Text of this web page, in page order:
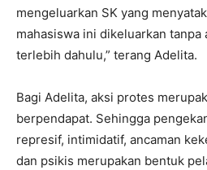
mengeluarkan SK yang
mahasiswa ini dikeluarkan tanpa
terlebih dahulu,” terang Adelita.
Bagi Adelita, aksi protes
berpendapat. Sehingga
represif, intimidatif, ancaman
dan psikis merupakan bentuk